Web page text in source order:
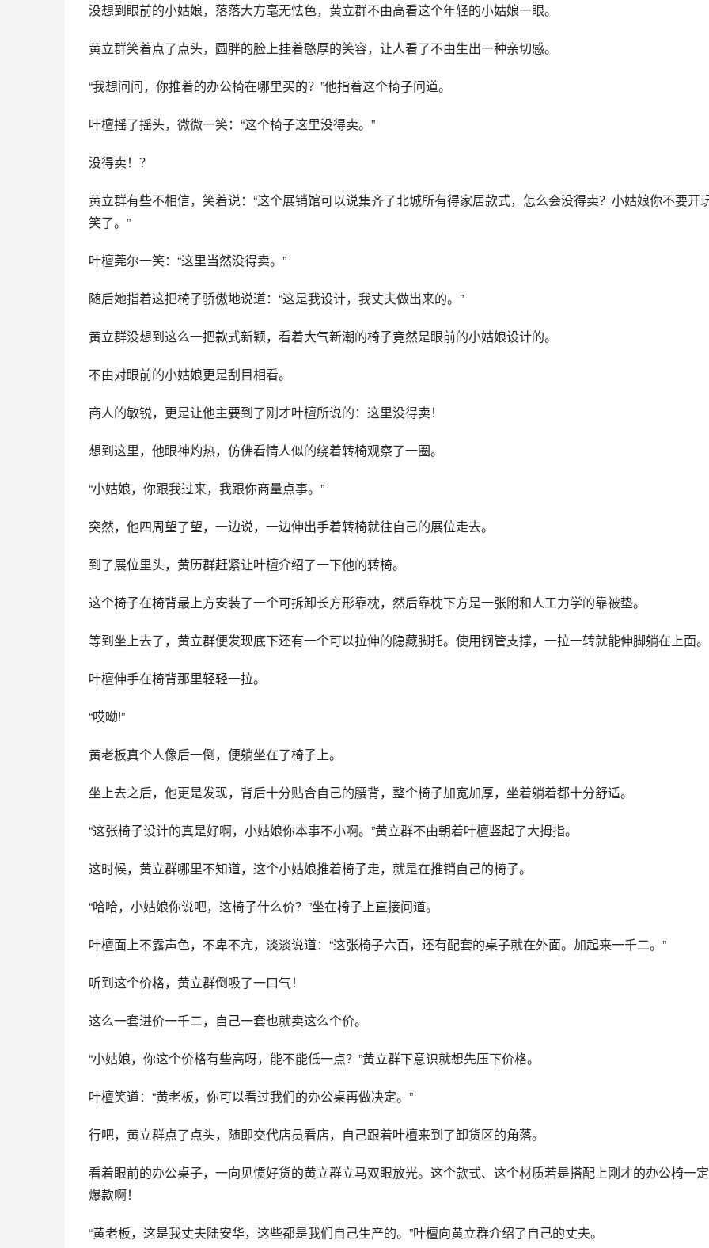
没想到眼前的小姑娘，落落大方毫无怯色，黄立群不由高看这个年轻的小姑娘一眼。
黄立群笑着点了点头，圆胖的脸上挂着憨厚的笑容，让人看了不由生出一种亲切感。
“我想问问，你推着的办公椅在哪里买的？”他指着这个椅子问道。
叶檀摇了摇头，微微一笑：“这个椅子这里没得卖。”
没得卖！？
黄立群有些不相信，笑着说：“这个展销馆可以说集齐了北城所有得家居款式，怎么会没得卖？小姑娘你不要开
笑了。”
叶檀莞尔一笑：“这里当然没得卖。”
随后她指着这把椅子骄傲地说道：“这是我设计，我丈夫做出来的。”
黄立群没想到这么一把款式新颖，看着大气新潮的椅子竟然是眼前的小姑娘设计的。
不由对眼前的小姑娘更是刮目相看。
商人的敏锐，更是让他主要到了刚才叶檀所说的：这里没得卖！
想到这里，他眼神灼热，仿佛看情人似的绕着转椅观察了一圈。
“小姑娘，你跟我过来，我跟你商量点事。”
突然，他四周望了望，一边说，一边伸出手着转椅就往自己的展位走去。
到了展位里头，黄历群赶紧让叶檀介绍了一下他的转椅。
这个椅子在椅背最上方安装了一个可拆卸长方形靠枕，然后靠枕下方是一张附和人工力学的靠被垫。
等到坐上去了，黄立群便发现底下还有一个可以拉伸的隐藏脚托。使用钢管支撑，一拉一转就能伸脚躺在上面。
叶檀伸手在椅背那里轻轻一拉。
“哎呦!”
黄老板真个人像后一倒，便躺坐在了椅子上。
坐上去之后，他更是发现，背后十分贴合自己的腰背，整个椅子加宽加厚，坐着躺着都十分舒适。
“这张椅子设计的真是好啊，小姑娘你本事不小啊。”黄立群不由朝着叶檀竖起了大拇指。
这时候，黄立群哪里不知道，这个小姑娘推着椅子走，就是在推销自己的椅子。
“哈哈，小姑娘你说吧，这椅子什么价？”坐在椅子上直接问道。
叶檀面上不露声色，不卑不亢，淡淡说道：“这张椅子六百，还有配套的桌子就在外面。加起来一千二。”
听到这个价格，黄立群倒吸了一口气！
这么一套进价一千二，自己一套也就卖这么个价。
“小姑娘，你这个价格有些高呀，能不能低一点？”黄立群下意识就想先压下价格。
叶檀笑道：“黄老板，你可以看过我们的办公桌再做决定。”
行吧，黄立群点了点头，随即交代店员看店，自己跟着叶檀来到了卸货区的角落。
看着眼前的办公桌子，一向见惯好货的黄立群立马双眼放光。这个款式、这个材质若是搭配上刚才的办公椅一
爆款啊！
“黄老板，这是我丈夫陆安华，这些都是我们自己生产的。”叶檀向黄立群介绍了自己的丈夫。